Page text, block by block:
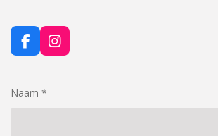
F
a
b
I
n
Naam *